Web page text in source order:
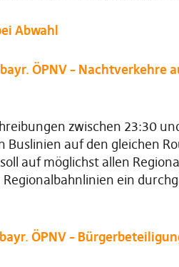
Abwahl
ÖPNV – Nachtverkehre
zwischen 23:30
auf den gleichen
auf möglichst allen
ein
ÖPNV –